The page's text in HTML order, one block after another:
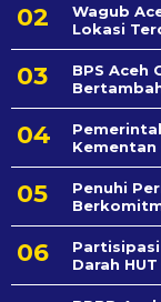
Wagub
Lokasi
BPS Aceh
Kementan
Penuhi
Partisipasi
Darah